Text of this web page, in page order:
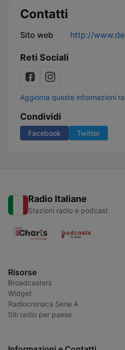
Contatti
Sito web http://
Reti Sociali
Aggiorna queste informazioni
Condividi
Facebook Twitter
Radio Italiane
Stazioni radio e podcast
Risorse
Broadcasters
Widget
Radiocronaca Serie A
Siti radio per paese